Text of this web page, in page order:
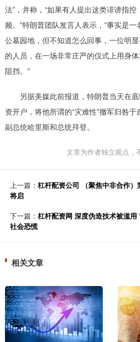
法”，并称，“如果有人提出这类诽谤指
频。”特朗普团队发言人表示，“事实是
公墓园地，但不知道怎么回事，一位明
的人员，在一场非常庄严的仪式上用身
阻挡。”
另据美媒此前报道，特朗普当天在底
资开户，将他所谓的“灾难性”撤军归咎
副总统哈里斯和总统拜登。
文章为作者独立观点，
上一篇： 杠杆配资公司 （聚焦中非合作
将启
下一篇： 杠杆配资网 深度伪造技术被滥
社会恐慌
相关文章